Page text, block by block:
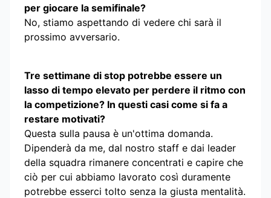
per giocare la semifinale?
No, stiamo aspettando di vedere chi sarà il
prossimo avversario.
Tre settimane di stop potrebbe essere un
lasso di tempo elevato per perdere il ritmo con
la competizione? In questi casi come si fa a
restare motivati?
Questa sulla pausa è un'ottima domanda.
Dipenderà da me, dal nostro staff e dai leader
della squadra rimanere concentrati e capire che
ciò per cui abbiamo lavorato così duramente
potrebbe esserci tolto senza la giusta mentalità.